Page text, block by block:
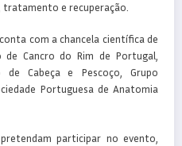
e recuperação.
com a chancela científica de
de Cancro do Rim de Portugal,
Cabeça e Pescoço, Grupo
Portuguesa de Anatomia
participar no evento,